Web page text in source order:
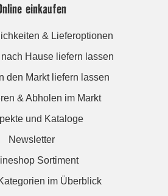
einkaufen
& Lieferoptionen
Hause liefern lassen
den Markt liefern lassen
& Abholen im Markt
und Kataloge
Newsletter
Sortiment
im Überblick